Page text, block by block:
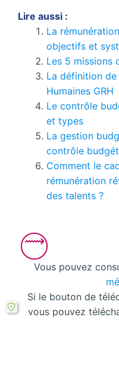
Lire aussi :
La
objectifs et
Les 5 missions
La définition
Humaines GRH
Le contrôle
et types
La gestion
contrôle
Comment le
rémunération
des talents ?
Vous pouvez
Si le bouton de
vous pouvez